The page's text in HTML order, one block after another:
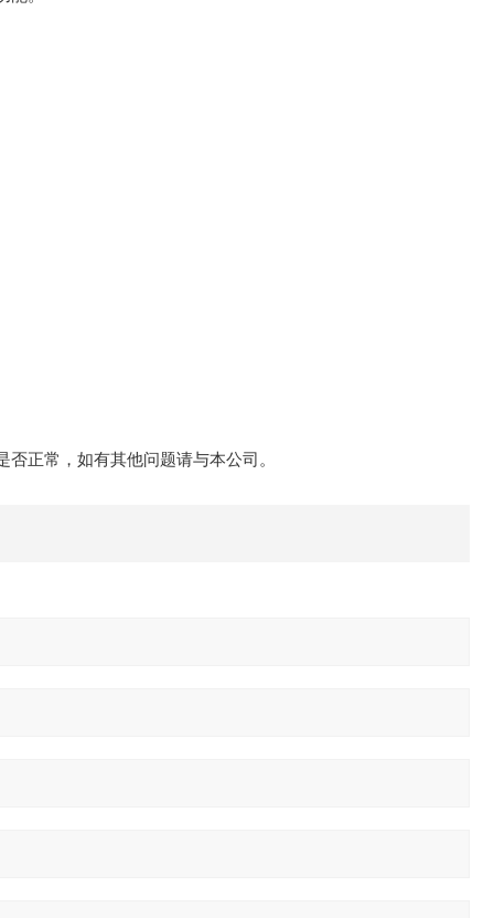
正常，如有其他问题请与本公司。